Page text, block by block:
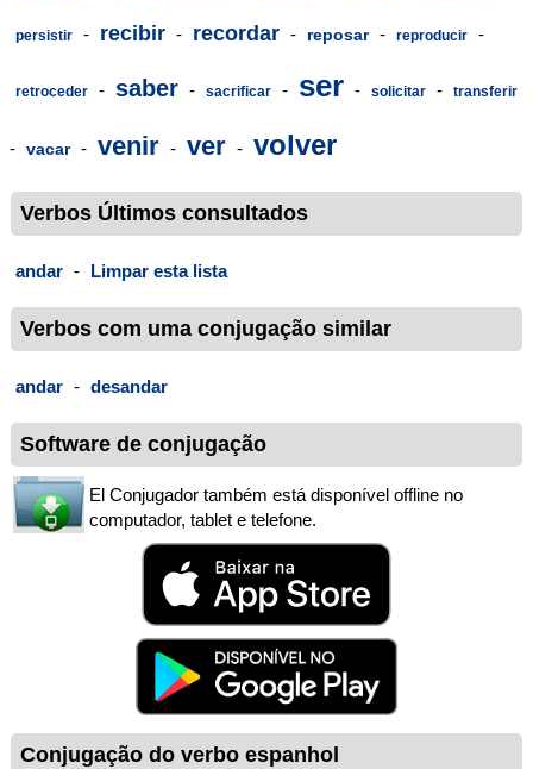
persistir - recibir - recordar - reposar - reproducir -
retroceder - saber - sacrificar - ser - solicitar - transferir
- vacar - venir - ver - volver
Verbos Últimos consultados
andar - Limpar esta lista
Verbos com uma conjugação similar
andar - desandar
Software de conjugação
El Conjugador também está disponível offline no
computador, tablet e telefone.
Conjugação do verbo espanhol